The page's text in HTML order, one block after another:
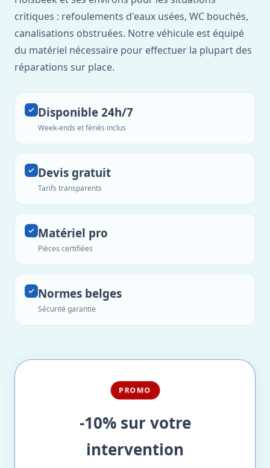
critiques : refoulements d'eaux usées, WC bouchés,
canalisations obstruées. Notre véhicule est équipé
du matériel nécessaire pour effectuer la plupart des
réparations sur place.
Disponible 24h/7
Week-ends et fériés inclus
Devis gratuit
Tarifs transparents
Matériel pro
Pièces certifiées
Normes belges
Sécurité garantie
PROMO
-10% sur votre
intervention